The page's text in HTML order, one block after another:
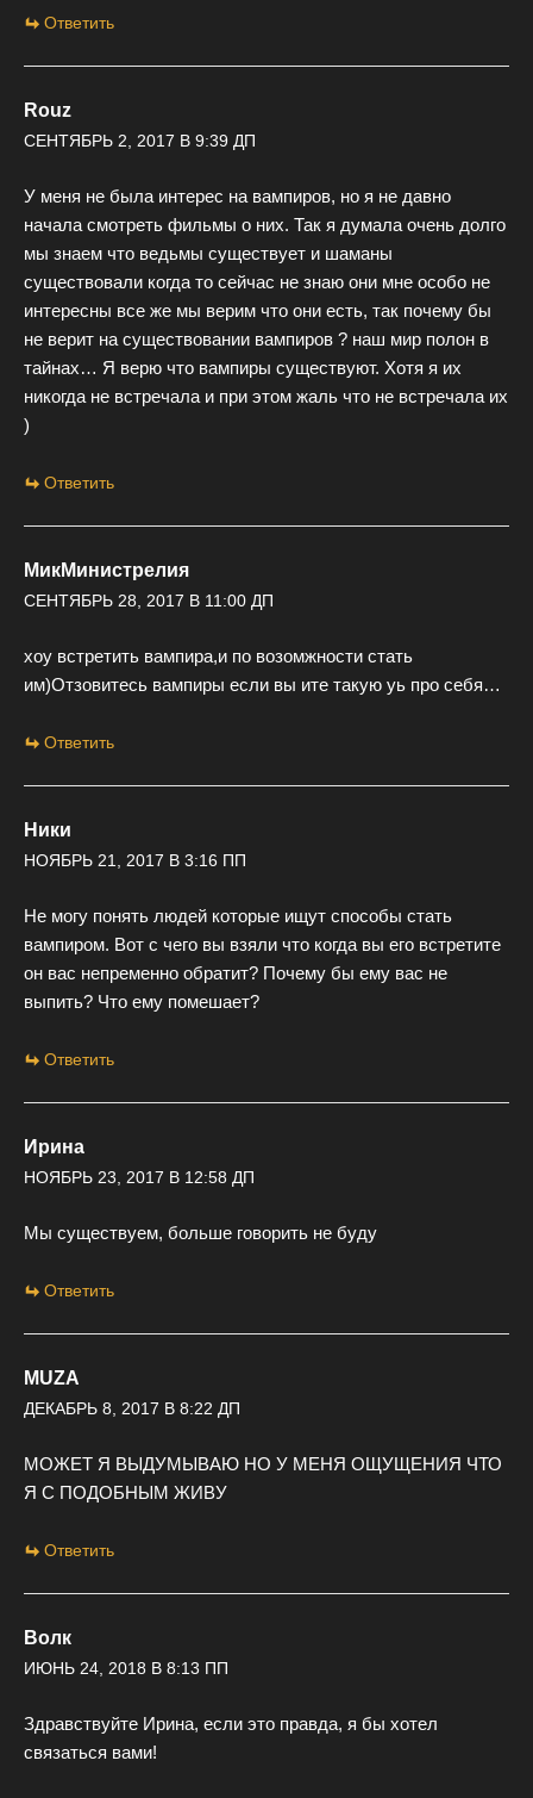
Ответить
Rouz
СЕНТЯБРЬ 2, 2017 В 9:39 ДП
У меня не была интерес на вампиров, но я не давно
начала смотреть фильмы о них. Так я думала очень долго
мы знаем что ведьмы существует и шаманы
существовали когда то сейчас не знаю они мне особо не
интересны все же мы верим что они есть, так почему бы
не верит на существовании вампиров ? наш мир полон в
тайнах… Я верю что вампиры существуют. Хотя я их
никогда не встречала и при этом жаль что не встречала их
)
Ответить
МикМинистрелия
СЕНТЯБРЬ 28, 2017 В 11:00 ДП
хоу встретить вампира,и по возомжности стать
им)Отзовитесь вампиры если вы ите такую уь про себя…
Ответить
Ники
НОЯБРЬ 21, 2017 В 3:16 ПП
Не могу понять людей которые ищут способы стать
вампиром. Вот с чего вы взяли что когда вы его встретите
он вас непременно обратит? Почему бы ему вас не
выпить? Что ему помешает?
Ответить
Ирина
НОЯБРЬ 23, 2017 В 12:58 ДП
Мы существуем, больше говорить не буду
Ответить
MUZA
ДЕКАБРЬ 8, 2017 В 8:22 ДП
МОЖЕТ Я ВЫДУМЫВАЮ НО У МЕНЯ ОЩУЩЕНИЯ ЧТО
Я С ПОДОБНЫМ ЖИВУ
Ответить
Волк
ИЮНЬ 24, 2018 В 8:13 ПП
Здравствуйте Ирина, если это правда, я бы хотел
связаться вами!